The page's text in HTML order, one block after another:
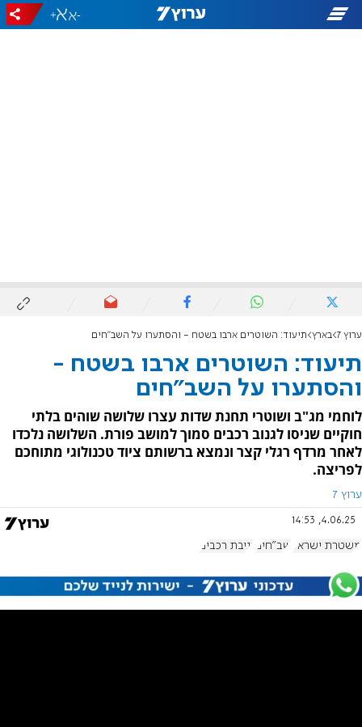
-
+
ערוץ 7 בארץ תיעוד: השוטרים ארבו בשטח - והסתערו על השב"חים
תיעוד: השוטרים ארבו בשטח -
והסתערו על השב"חים
לוחמי מג"ב ושוטרי תחנת שדות עצרו שלושה שוהים בלתי
חוקיים שניסו לגנוב רכבים סמוך למושב פורת. השלושה נלכדו
לאחר מרדף רגלי קצר ונמצא ברשותם ציוד טכנולוגי מתוחכם
לפריצה.
ערוץ 7
4.06.25, 14:53
משטרת ישראל שב"חים גניבת רכבים